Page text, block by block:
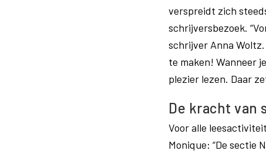
verspreidt zich
schrijversbezoek.
schrijver Anna Woltz.
te maken! Wanneer
plezier lezen. Daar
De kracht van
Voor alle
Monique: “De sectie